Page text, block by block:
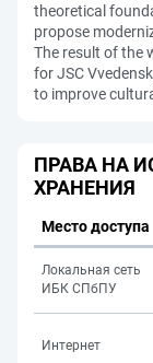
theoretical
propose
The result of the
for JSC
to improve
ПРАВА НА
ХРАНЕНИЯ
Место доступа
Локальная сеть
ИБК СПбПУ
Интернет